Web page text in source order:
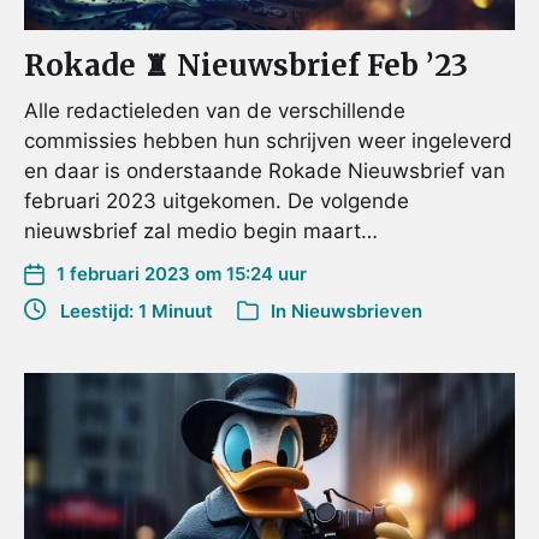
Rokade ♜ Nieuwsbrief Feb ’23
Alle redactieleden van de verschillende
commissies hebben hun schrijven weer ingeleverd
en daar is onderstaande Rokade Nieuwsbrief van
februari 2023 uitgekomen. De volgende
nieuwsbrief zal medio begin maart…
1 februari 2023 om 15:24 uur
Leestijd: 1 Minuut
In Nieuwsbrieven